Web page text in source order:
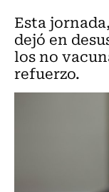
Esta
dejó en
los no
refuerzo.